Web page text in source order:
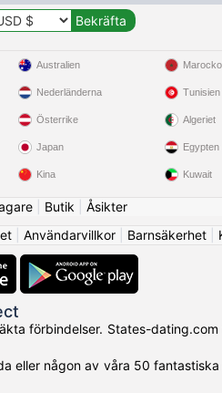
Australien
Nederländerna
Österrike
Japan
Kina
Marocko
Tunisien
Algeriet
Egypten
Kuwait
| Butik
Åsikter
Användarvillkor Barnsäkerhet
förbindelser. States-
eller någon av våra 50